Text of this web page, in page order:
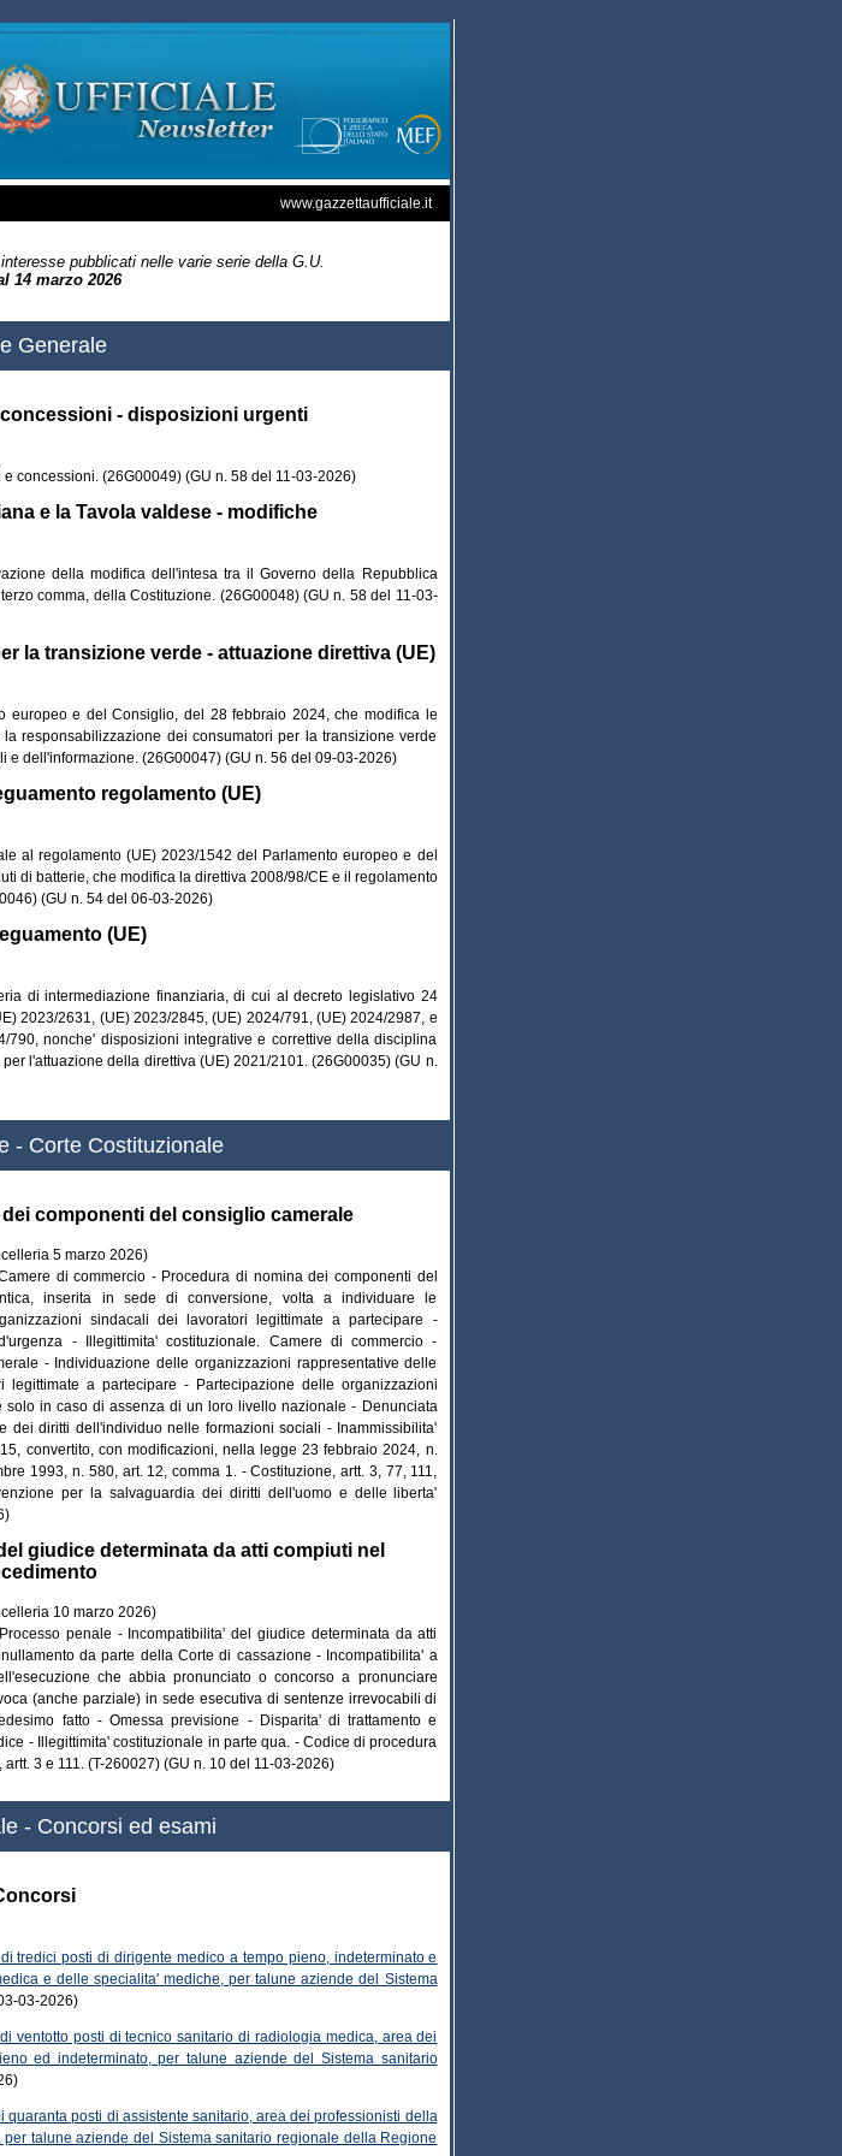
www.gazzettaufficiale.it
pubblicati nelle varie serie della G.U.
14 marzo 2026
Generale
- disposizioni urgenti
concessioni. (26G00049) (GU n. 58 del 11-03-2026)
e la Tavola valdese - modifiche
della modifica dell'intesa tra il Governo della Repubblica
comma, della Costituzione. (26G00048) (GU n. 58 del 11-03-
la transizione verde - attuazione direttiva (UE)
europeo e del Consiglio, del 28 febbraio 2024, che modifica le
responsabilizzazione dei consumatori per la transizione verde
dell'informazione. (26G00047) (GU n. 56 del 09-03-2026)
regolamento (UE)
al regolamento (UE) 2023/1542 del Parlamento europeo e del
di batterie, che modifica la direttiva 2008/98/CE e il regolamento
(GU n. 54 del 06-03-2026)
(UE)
di intermediazione finanziaria, di cui al decreto legislativo 24
2023/2631, (UE) 2023/2845, (UE) 2024/791, (UE) 2024/2987, e
nonche' disposizioni integrative e correttive della disciplina
l'attuazione della direttiva (UE) 2021/2101. (26G00035) (GU n.
- Corte Costituzionale
componenti del consiglio camerale
5 marzo 2026)
di commercio - Procedura di nomina dei componenti del
inserita in sede di conversione, volta a individuare le
sindacali dei lavoratori legittimate a partecipare -
- Illegittimita' costituzionale. Camere di commercio -
- Individuazione delle organizzazioni rappresentative delle
a partecipare - Partecipazione delle organizzazioni
in caso di assenza di un loro livello nazionale - Denunciata
dei diritti dell'individuo nelle formazioni sociali - Inammissibilita'
convertito, con modificazioni, nella legge 23 febbraio 2024, n.
1993, n. 580, art. 12, comma 1. - Costituzione, artt. 3, 77, 111,
per la salvaguardia dei diritti dell'uomo e delle liberta'
giudice determinata da atti compiuti nel
10 marzo 2026)
penale - Incompatibilita' del giudice determinata da atti
da parte della Corte di cassazione - Incompatibilita' a
che abbia pronunciato o concorso a pronunciare
(anche parziale) in sede esecutiva di sentenze irrevocabili di
fatto - Omessa previsione - Disparita' di trattamento e
- Illegittimita' costituzionale in parte qua. - Codice di procedura
3 e 111. (T-260027) (GU n. 10 del 11-03-2026)
- Concorsi ed esami
tredici posti di dirigente medico a tempo pieno, indeterminato e
e delle specialita' mediche, per talune aziende del Sistema
03-2026)
ventotto posti di tecnico sanitario di radiologia medica, area dei
ed indeterminato, per talune aziende del Sistema sanitario
posti di assistente sanitario, area dei professionisti della
talune aziende del Sistema sanitario regionale della Regione